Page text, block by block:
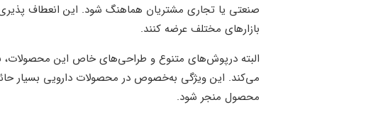
صنعتی یا تجاری مشتریان هماهنگ شود. این انعطاف
بازارهای مختلف عرضه کنند.
البته درپوش‌های متنوع و طراحی‌های خاص این محصولات،
می‌کند. این ویژگی به‌خصوص در محصولات دارویی بسیار
محصول منجر شود.